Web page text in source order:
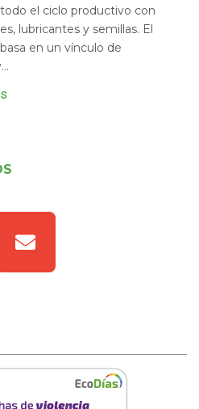
el ciclo productivo con
lubricantes y semillas. El
en un vínculo de